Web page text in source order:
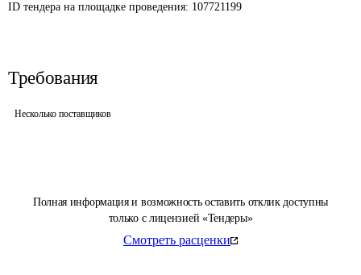
Полная информация и возможность оставить отклик доступны
только с лицензией «Тендеры»
Смотреть расценки
ID тендера на площадке проведения: 107721199
Требования
Несколько поставщиков